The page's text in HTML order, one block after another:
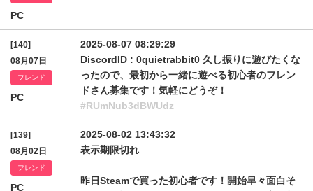
PC
[140]
08月07日
フレンド
PC
2025-08-07 08:29:29
DiscordID : 0quietrabbit0 久し振りに遊びたくな
ったので、最初から一緒に遊べる初心者のフレン
ドさん募集です！気軽にどうぞ！
#RUmNub3dBWUdz
[139]
08月02日
フレンド
PC
2025-08-02 13:43:32
表示期限切れ
昨日Steamで買った初心者です！開始早々面白そ